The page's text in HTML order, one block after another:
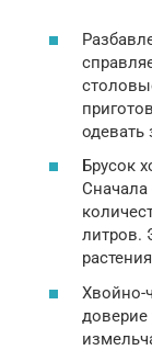
одевать
Брусок
литров.
Хвойно-